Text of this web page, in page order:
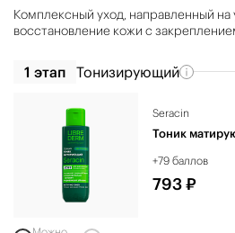
Комплексный уход, направленный на
восстановление кожи с
1 этап Тонизирующий
Seracin
Тоник
+79 баллов
793 ₽